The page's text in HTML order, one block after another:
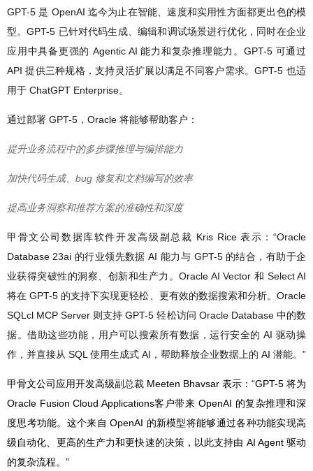
GPT-5 是 OpenAI 迄今为止在智能、速度和实用性方面都更出色的模
型。GPT-5 已针对代码生成、编辑和调试场景进行优化，同时在企业
应用中具备更强的 Agentic AI 能力和复杂推理能力。GPT-5 可通过
API 提供三种规格，支持灵活扩展以满足不同客户需求。GPT-5 也适
用于 ChatGPT Enterprise。
通过部署 GPT-5，Oracle 将能够帮助客户：
提升业务流程中的多步骤推理与编排能力
加快代码生成、bug 修复和文档编写的效率
提高业务洞察和推荐方案的准确性和深度
甲骨文公司数据库软件开发高级副总裁 Kris Rice 表示：“Oracle
Database 23ai 的行业领先数据 AI 能力与 GPT-5 的结合，有助于企
业获得突破性的洞察、创新和生产力。Oracle AI Vector 和 Select AI
将在 GPT-5 的支持下实现更轻松、更有效的数据搜索和分析。Oracle
SQLcl MCP Server 则支持 GPT-5 轻松访问 Oracle Database 中的数
据。借助这些功能，用户可以搜索所有数据，运行安全的 AI 驱动操
作，并直接从 SQL 使用生成式 AI，帮助释放企业数据上的 AI 潜能。”
甲骨文公司应用开发高级副总裁 Meeten Bhavsar 表示：“GPT-5 将为
Oracle Fusion Cloud Applications客户带来 OpenAI 的复杂推理和深
度思考功能。这个来自 OpenAI 的新模型将能够通过各种功能实现高
级自动化、更高的生产力和更快速的决策，以此支持由 AI Agent 驱动
的复杂流程。”